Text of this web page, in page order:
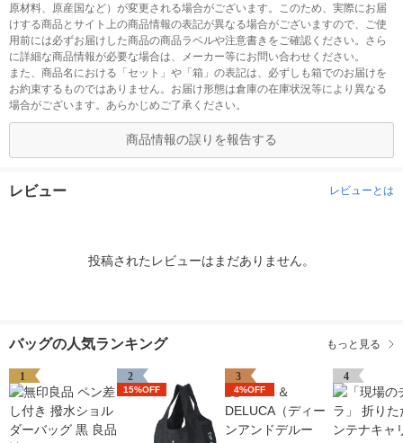
原材料、原産国など）が変更される場合がございます。このため、実際にお届
けする商品とサイト上の商品情報の表記が異なる場合がございますので、ご使
用前には必ずお届けした商品の商品ラベルや注意書きをご確認ください。さら
に詳細な商品情報が必要な場合は、メーカー等にお問い合わせください。
また、商品名における「セット」や「箱」の表記は、必ずしも箱でのお届けを
お約束するものではありません。お届け形態は倉庫の在庫状況等により異なる
場合がございます。あらかじめご了承ください。
商品情報の誤りを報告する
レビュー レビューとは
投稿されたレビューはまだありません。
バッグの人気ランキング もっと見る
1 2
15%OFF
3
4%OFF
4